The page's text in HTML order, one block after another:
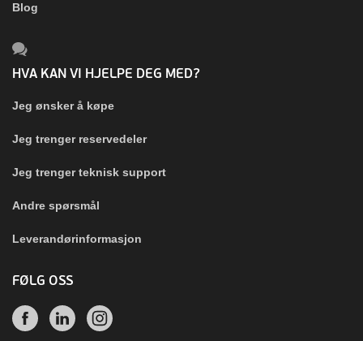
Blog
HVA KAN VI HJELPE DEG MED?
Jeg ønsker å køpe
Jeg trenger reservedeler
Jeg trenger teknisk support
Andre spørsmål
Leverandørinformasjon
FØLG OSS